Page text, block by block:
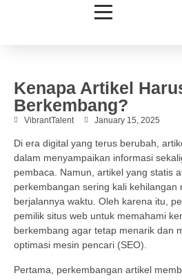
Kenapa Artikel
Berkembang?
VibrantTalent January 15, 2025
Di era digital yang terus berubah,
dalam menyampaikan informasi
pembaca. Namun, artikel yang statis
perkembangan sering kali kehilangan
berjalannya waktu. Oleh karena itu,
pemilik situs web untuk memahami
berkembang agar tetap menarik dan
optimasi mesin pencari (SEO).
Pertama, perkembangan artikel